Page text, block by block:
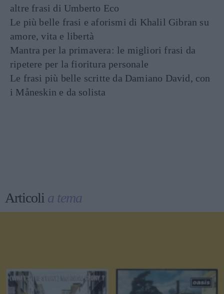
altre frasi di Umberto Eco
Le più belle frasi e aforismi di Khalil Gibran su
amore, vita e libertà
Mantra per la primavera: le migliori frasi da
ripetere per la fioritura personale
Le frasi più belle scritte da Damiano David, con
i Måneskin e da solista
Articoli a tema